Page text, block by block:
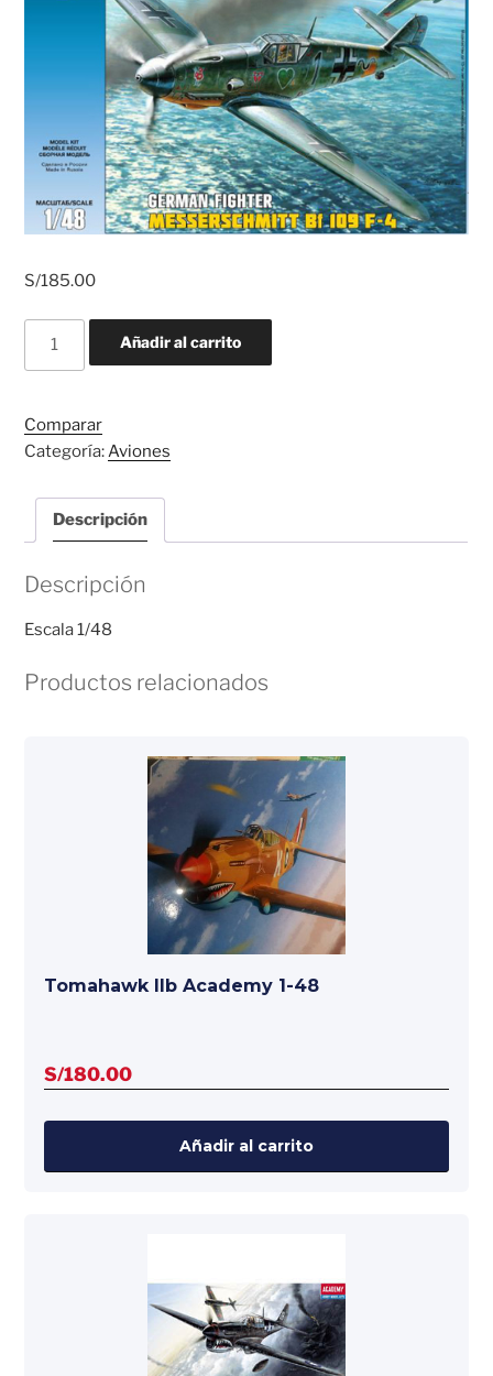
S/185.00
MESSERCHMITH
Añadir al carrito
Comparar
Categoría:Aviones
Descripción
Descripción
Escala 1/48
Productos relacionados
Tomahawk IIb Academy 1-48
S/180.00
Añadir al carrito